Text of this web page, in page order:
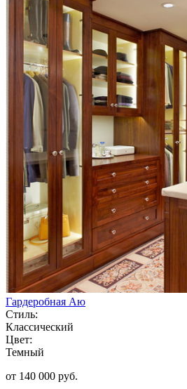
Гардеробная Аю
Стиль:
Классический
Цвет:
Темный
от 140 000 руб.